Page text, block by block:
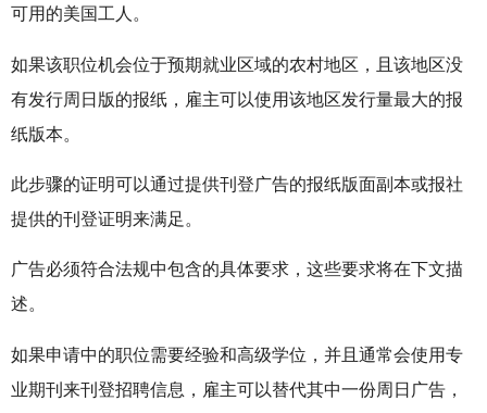
可用的美国工人。
如果该职位机会位于预期就业区域的农村地区，且该地区没
有发行周日版的报纸，雇主可以使用该地区发行量最大的报
纸版本。
此步骤的证明可以通过提供刊登广告的报纸版面副本或报社
提供的刊登证明来满足。
广告必须符合法规中包含的具体要求，这些要求将在下文描
述。
如果申请中的职位需要经验和高级学位，并且通常会使用专
业期刊来刊登招聘信息，雇主可以替代其中一份周日广告，